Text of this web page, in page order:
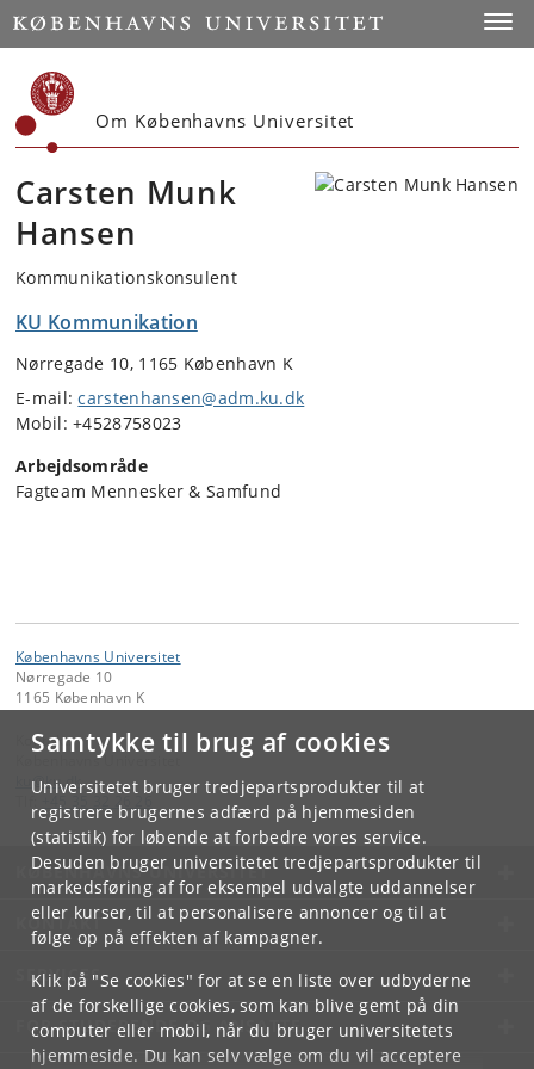
Samtykke til brug af cookies
Universitetet bruger tredjepartsprodukter til at
registrere brugernes adfærd på hjemmesiden
(statistik) for løbende at forbedre vores service.
Desuden bruger universitetet tredjepartsprodukter til
markedsføring af for eksempel udvalgte uddannelser
eller kurser, til at personalisere annoncer og til at
følge op på effekten af kampagner.
Klik på "Se cookies" for at se en liste over udbyderne
af de forskellige cookies, som kan blive gemt på din
computer eller mobil, når du bruger universitetets
hjemmeside. Du kan selv vælge om du vil acceptere
Start
Om Københavns Universitet
Carsten Munk
Hansen
Kommunikationskonsulent
KU Kommunikation
Nørregade 10, 1165 København K
E-mail:carstenhansen@adm.ku.dk
Mobil: +4528758023
Arbejdsområde
Fagteam Mennesker & Samfund
Københavns Universitet
Nørregade 10
1165 København K
Kontakt:
Københavns Universitet
@ku.dk
KØBENHAVNS UNIVERSITET
KONTAKT
SERVICES
FOR STUDERENDE OG ANSATTE